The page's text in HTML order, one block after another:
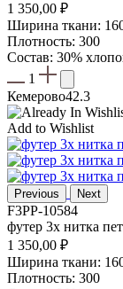
1 350,00 ₽
Ширина ткани:
Плотность: 300
Состав: 30%
1
Кемерово42.3
Add to Wishlist
Previous Next
F3PP-10584
футер 3х нитка
1 350,00 ₽
Ширина ткани:
Плотность: 300